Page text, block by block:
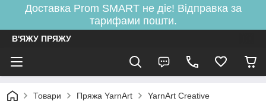
Доставка Prom SMART не діє! Відправка за
тарифами пошти.
В'ЯЖУ ПРЯЖУ
Товари Пряжа YarnArt YarnArt Creative